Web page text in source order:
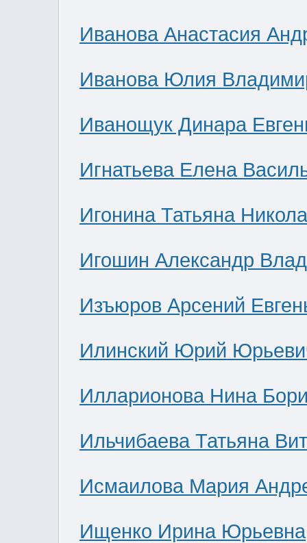
Иванова Анастасия
Иванова Юлия
Иванощук Динара
Игнатьева Елена
Игонина Татьяна
Игошин Александр
Изъюров Арсений
Илинский Юрий
Илларионова Нина
Ильчибаева Татьяна
Исмаилова Мария
Ищенко Ирина Юрьевна